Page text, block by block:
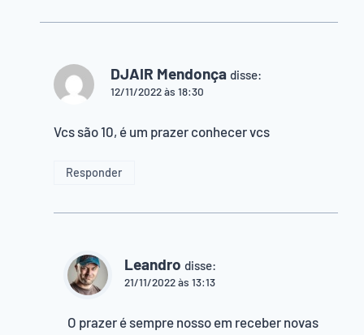
DJAIR Mendonça disse:
12/11/2022 às 18:30
Vcs são 10, é um prazer conhecer vcs
Responder
Leandro disse:
21/11/2022 às 13:13
O prazer é sempre nosso em receber novas